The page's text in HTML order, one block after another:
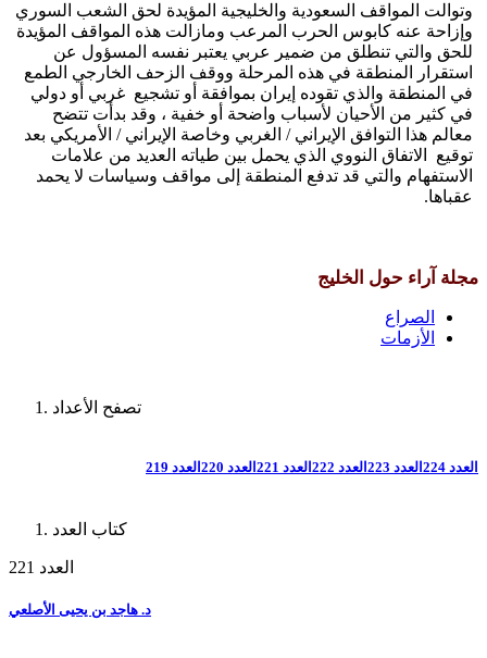
وتوالت المواقف السعودية والخليجية المؤيدة لحق الشعب السوري
وإزاحة عنه كابوس الحرب المرعب ومازالت هذه المواقف المؤيدة
للحق والتي تنطلق من ضمير عربي يعتبر نفسه المسؤول عن
استقرار المنطقة في هذه المرحلة ووقف الزحف الخارجي الطمع
في المنطقة والذي تقوده إيران بموافقة أو تشجيع غربي أو دولي
في كثير من الأحيان لأسباب واضحة أو خفية ، وقد بدأت تتضح
معالم هذا التوافق الإيراني / الغربي وخاصة الإيراني / الأمريكي بعد
توقيع الاتفاق النووي الذي يحمل بين طياته العديد من علامات
الاستفهام والتي قد تدفع المنطقة إلى مواقف وسياسات لا يحمد
عقباها.
مجلة آراء حول الخليج
الصراع
الأزمات
تصفح الأعداد
العدد 224 العدد 223 العدد 222 العدد 221 العدد 220 العدد 219
كتاب العدد
العدد 221
د. هاجد بن يحيى الأصلعي